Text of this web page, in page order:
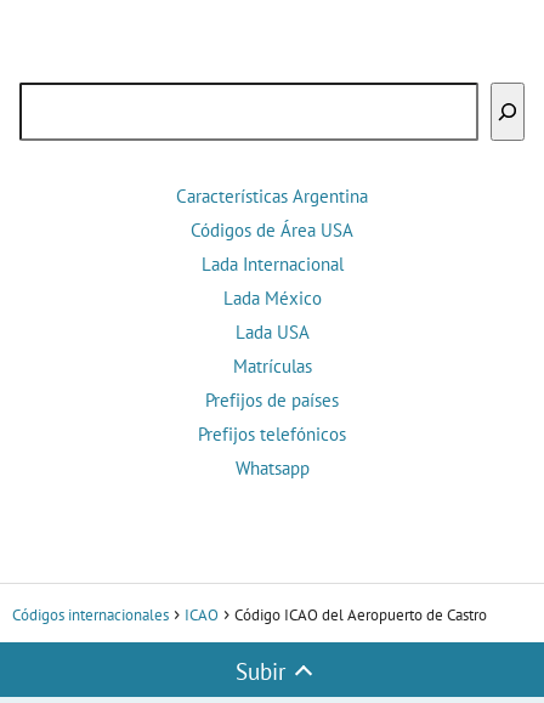
Características Argentina
Códigos de Área USA
Lada Internacional
Lada México
Lada USA
Matrículas
Prefijos de países
Prefijos telefónicos
Whatsapp
Códigos internacionales ICAO Código ICAO del Aeropuerto de Castro
Subir